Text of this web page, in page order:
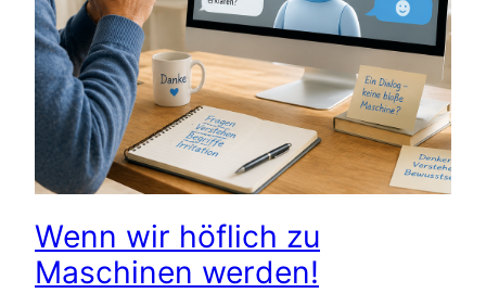
Wenn wir höflich zu
Maschinen werden!